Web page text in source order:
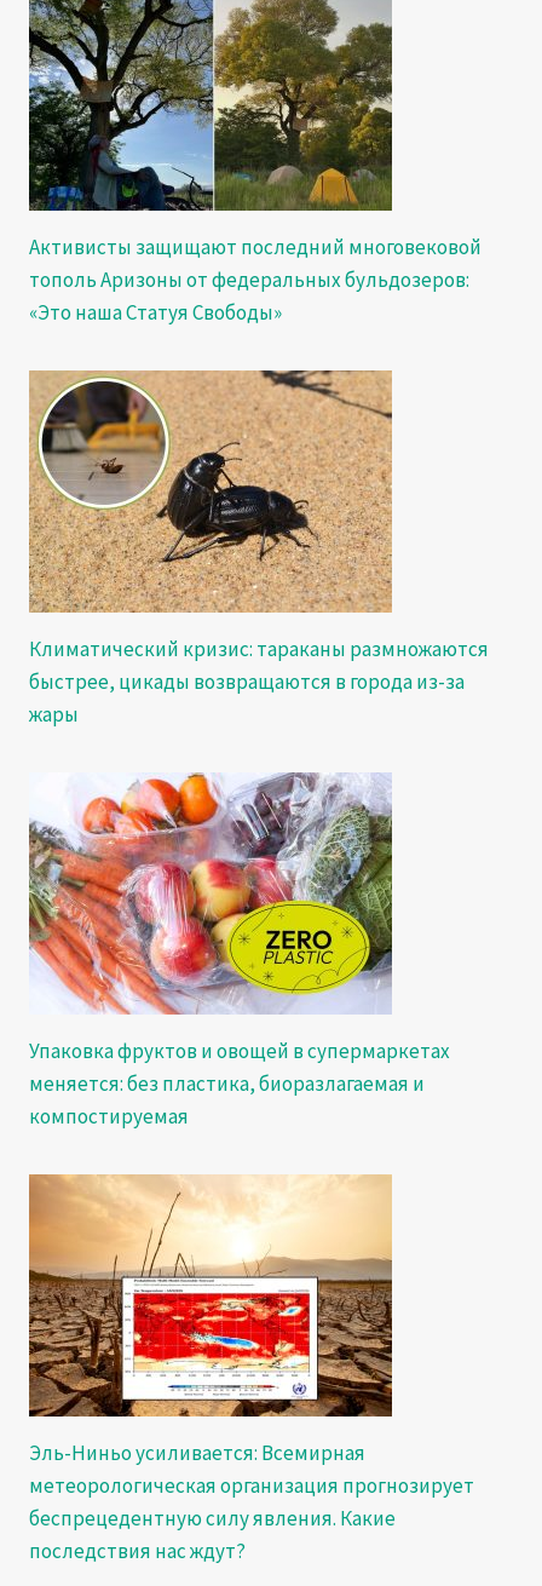
Активисты защищают последний многовековой
тополь Аризоны от федеральных бульдозеров:
«Это наша Статуя Свободы»
Климатический кризис: тараканы размножаются
быстрее, цикады возвращаются в города из-за
жары
Упаковка фруктов и овощей в супермаркетах
меняется: без пластика, биоразлагаемая и
компостируемая
Эль-Ниньо усиливается: Всемирная
метеорологическая организация прогнозирует
беспрецедентную силу явления. Какие
последствия нас ждут?